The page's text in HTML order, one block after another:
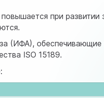
при
ISO 15189.